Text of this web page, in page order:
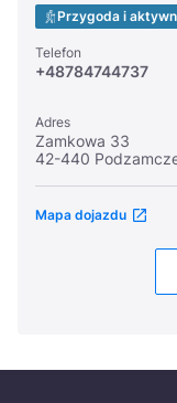
Przygoda i
Telefon
+48784744737
Adres
Zamkowa 33
42-440
Mapa dojazdu